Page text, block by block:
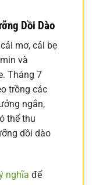
Dồi Dào
mơ, cải bẹ
và
Tháng 7
trồng các
ngắn,
thể thu
dồi dào
nghĩa để